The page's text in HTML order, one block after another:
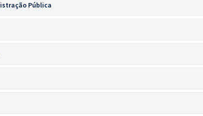
Pública